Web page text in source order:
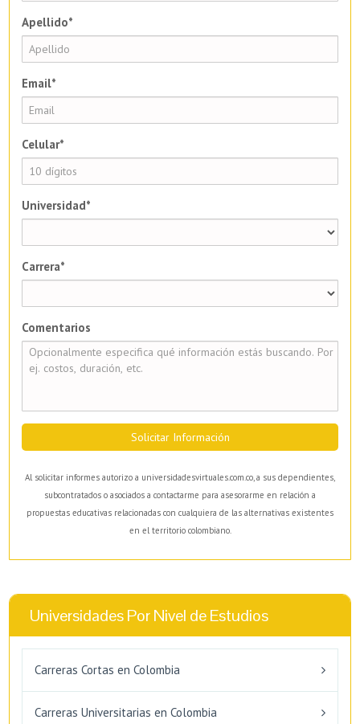
Apellido*
Email*
Celular*
Universidad*
Carrera*
Comentarios
Solicitar Información
Al solicitar informes autorizo a universidadesvirtuales.com.co, a sus dependientes,
subcontratados o asociados a contactarme para asesorarme en relación a
propuestas educativas relacionadas con cualquiera de las alternativas existentes
en el territorio colombiano.
Universidades Por Nivel de Estudios
Carreras Cortas en Colombia
Carreras Universitarias en Colombia